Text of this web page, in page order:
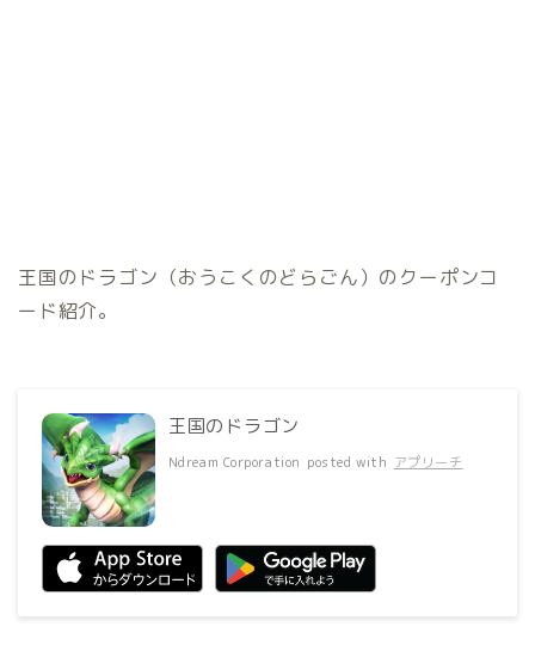
王国のドラゴン（おうこくのどらごん）のクーポンコ
ード紹介。
王国のドラゴン
Ndream Corporation posted with アプリーチ